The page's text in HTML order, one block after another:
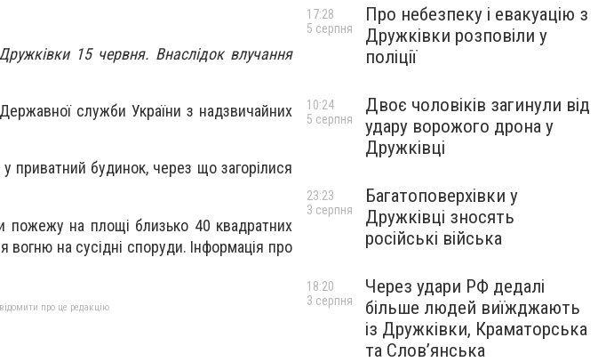
15 червня. Внаслідок влучання
служби України з надзвичайних
приватний будинок, через що загорілися
пожежу на площі близько 40 квадратних
на сусідні споруди. Інформація про
про це редакцію
Про небезпеку і евакуацію з
Дружківки розповіли у
поліції
17:28
5 серпня
Двоє чоловіків загинули від
удару ворожого дрона у
Дружківці
10:24
5 серпня
Багатоповерхівки у
Дружківці зносять
російські війська
23:23
3 серпня
Через удари РФ дедалі
більше людей виїжджають
із Дружківки, Краматорська
та Слов’янська
18:20
3 серпня